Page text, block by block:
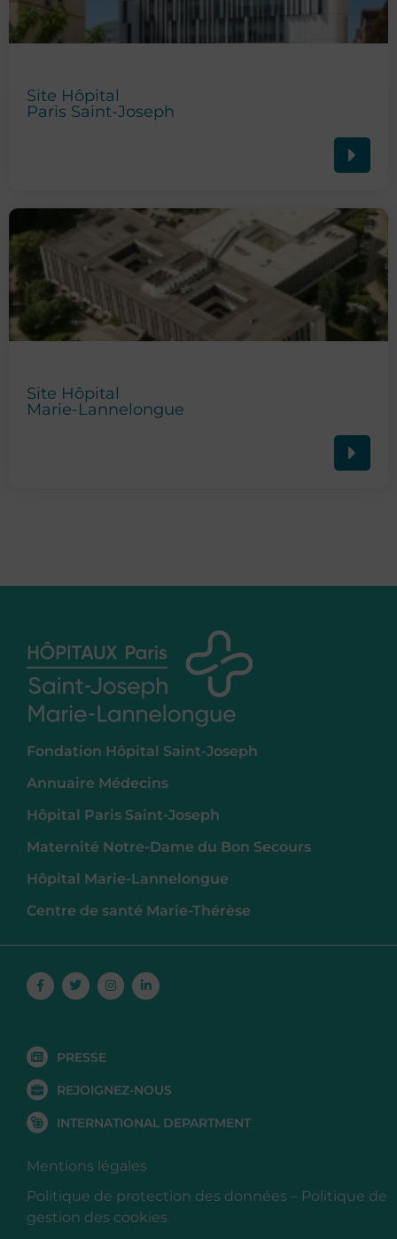
Site Hôpital
Paris Saint-Joseph
Site Hôpital
Marie-Lannelongue
Fondation Hôpital Saint-Joseph
Annuaire Médecins
Hôpital Paris Saint-Joseph
Maternité Notre-Dame du Bon Secours
Hôpital Marie-Lannelongue
Centre de santé Marie-Thérèse
Facebook-
f
TwitterInstagramLinkedin-
in
PRESSE
REJOIGNEZ-NOUS
INTERNATIONAL DEPARTMENT
Mentions légales
Politique de protection des données – Politique de
gestion des cookies